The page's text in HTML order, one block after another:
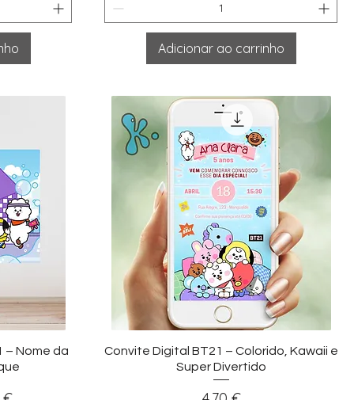
Adicionar ao carrinho
– Nome da
Visualização rápida
Convite Digital BT21 – Colorido, Kawaii e
Super Divertido